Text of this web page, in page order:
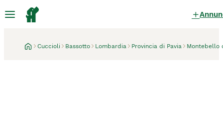
Cuccioli Bassotto Lombardia Provincia di Pavia Montebello